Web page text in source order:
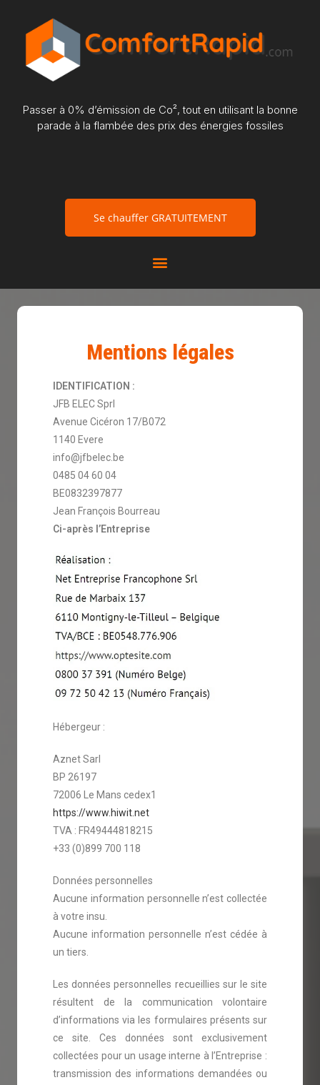
Passer à 0% d’émission de Co², tout en utilisant la bonne
parade à la flambée des prix des énergies fossiles
Se chauffer GRATUITEMENT
Mentions légales
IDENTIFICATION :
JFB ELEC Sprl
Avenue Cicéron 17/B072
1140 Evere
info@jfbelec.be
0485 04 60 04
BE0832397877
Jean François Bourreau
Ci-après l’Entreprise
Hébergeur :
Aznet Sarl
BP 26197
72006 Le Mans cedex1
https://www.hiwit.net
TVA : FR49444818215
+33 (0)899 700 118
Données personnelles
Aucune information personnelle n’est collectée
à votre insu.
Aucune information personnelle n’est cédée à
un tiers.
Les données personnelles recueillies sur le site
résultent de la communication volontaire
d’informations via les formulaires présents sur
ce site. Ces données sont exclusivement
collectées pour un usage interne à l’Entreprise :
transmission des informations demandées ou